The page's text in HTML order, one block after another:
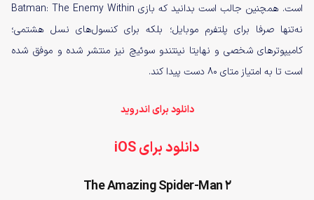
است. همچنین جالب است بدانید که بازی Batman: The Enemy Within
نه‌تنها صرفا برای پلتفرم موبایل؛ بلکه برای کنسول‌های نسل هشتمی؛
کامیپوترهای شخصی و نهایتا نینتندو سوئیچ نیز منتشر شده و موفق شده
است تا به امتیاز متای ۸۰ دست پیدا کند.
دانلود برای اندروید
دانلود برای iOS
The Amazing Spider-Man 2